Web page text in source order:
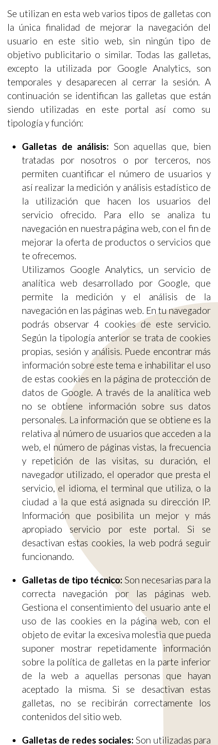
Se utilizan en esta web varios tipos de galletas con
la única finalidad de mejorar la navegación del
usuario en este sitio web, sin ningún tipo de
objetivo publicitario o similar. Todas las galletas,
excepto la utilizada por Google Analytics, son
temporales y desaparecen al cerrar la sesión. A
continuación se identifican las galletas que están
siendo utilizadas en este portal así como su
tipología y función:
Galletas de análisis: Son aquellas que, bien
tratadas por nosotros o por terceros, nos
permiten cuantificar el número de usuarios y
así realizar la medición y análisis estadístico de
la utilización que hacen los usuarios del
servicio ofrecido. Para ello se analiza tu
navegación en nuestra página web, con el fin de
mejorar la oferta de productos o servicios que
te ofrecemos.
Utilizamos Google Analytics, un servicio de
analítica web desarrollado por Google, que
permite la medición y el análisis de la
navegación en las páginas web. En tu navegador
podrás observar 4 cookies de este servicio.
Según la tipología anterior se trata de cookies
propias, sesión y análisis. Puede encontrar más
información sobre este tema e inhabilitar el uso
de estas cookies en la página de protección de
datos de Google. A través de la analítica web
no se obtiene información sobre sus datos
personales. La información que se obtiene es la
relativa al número de usuarios que acceden a la
web, el número de páginas vistas, la frecuencia
y repetición de las visitas, su duración, el
navegador utilizado, el operador que presta el
servicio, el idioma, el terminal que utiliza, o la
ciudad a la que está asignada su dirección IP.
Información que posibilita un mejor y más
apropiado servicio por este portal. Si se
desactivan estas cookies, la web podrá seguir
funcionando.
Galletas de tipo técnico: Son necesarias para la
correcta navegación por las páginas web.
Gestiona el consentimiento del usuario ante el
uso de las cookies en la página web, con el
objeto de evitar la excesiva molestia que pueda
suponer mostrar repetidamente información
sobre la política de galletas en la parte inferior
de la web a aquellas personas que hayan
aceptado la misma. Si se desactivan estas
galletas, no se recibirán correctamente los
contenidos del sitio web.
Galletas de redes sociales: Son utilizadas para